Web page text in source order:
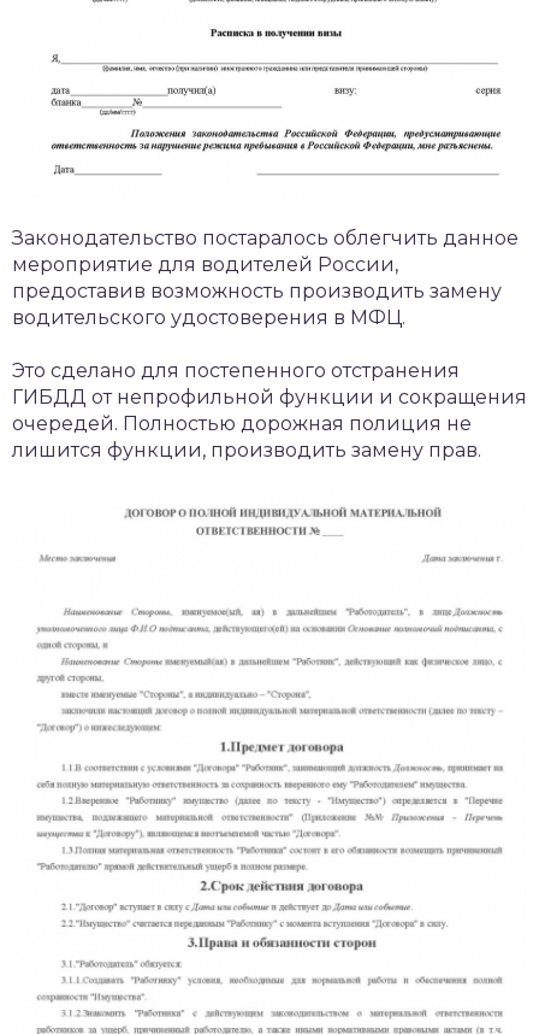
Законодательство постаралось облегчить данное
мероприятие для водителей России,
предоставив возможность производить замену
водительского удостоверения в МФЦ.
Это сделано для постепенного отстранения
ГИБДД от непрофильной функции и сокращения
очередей. Полностью дорожная полиция не
лишится функции, производить замену прав.